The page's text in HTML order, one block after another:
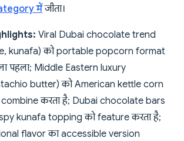
मेंजीता।
Viral Dubai chocolate trend
kunafa) को portable popcorn format
पहला; Middle Eastern luxury
butter) को American kettle corn
करता है; Dubai chocolate bars
kunafa topping को feature करता है;
flavor का accessible version